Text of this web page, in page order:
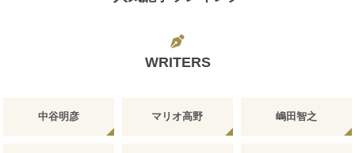
WRITERS
中谷明彦 マリオ高野 嶋田智之